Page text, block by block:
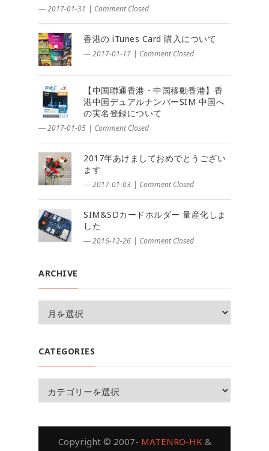
― 2017-01-31 | Comment Closed
香港の iTunes Card 購入について
― 2017-01-17 | Comment Closed
【中国聯通香港・中国移動香港】香
港中国デュアルナンバーSIM 中国へ
の実名登録について
― 2017-01-05 | Comment Closed
2017年あけましておめでとうござい
ます
― 2017-01-03 | Comment Closed
SIM&SDカードホルダー 量産化しま
した
― 2016-12-26 | Comment Closed
ARCHIVE
CATEGORIES
Copyright © 2007- MATENRO-HK &